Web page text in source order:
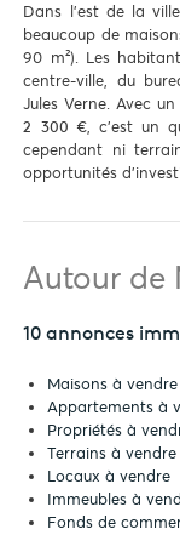
Dans l'est de la
beaucoup de
90 m²). Les
centre-ville, du
Jules Verne. Avec un
2 300 €, c'est un
cependant ni
opportunités
Autour de
10 annonces
Maisons à vendre
Appartements à
Propriétés à
Terrains à vendre
Locaux à vendre
Immeubles à
Fonds de